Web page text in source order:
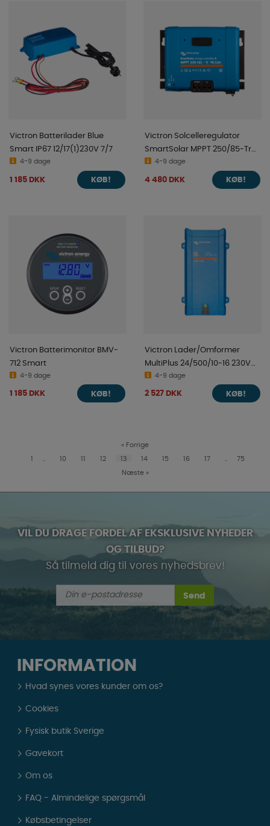
Victron Batterilader Blue
Smart IP67 12/17(1)230V 7/7
4-9 dage
1 185 DKK KØB!
Victron Solcelleregulator
SmartSolar MPPT 250/85-Tr
VE.Can
4-9 dage
4 480 DKK KØB!
Victron Batterimonitor BMV-
712 Smart
4-9 dage
1 185 DKK KØB!
Victron Lader/Omformer
MultiPlus 24/500/10-16 230V
VE.Bus
4-9 dage
2 527 DKK KØB!
« Forrige
1 10 11 12 13 14 15 16 17 75
Næste »
VIL DU DRAGE FORDEL AF EKSKLUSIVE NYHEDER
OG TILBUD?
Så tilmeld dig til vores nyhedsbrev!
Send
INFORMATION
Hvad synes vores kunder om os?
Cookies
Fysisk butik Sverige
Gavekort
Om os
FAQ - Almindelige spørgsmål
Købsbetingelser